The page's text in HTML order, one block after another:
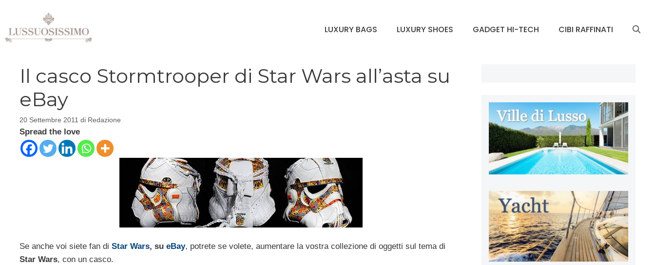
contenuto
LUXURY BAGS LUXURY SHOES GADGET HI-TECH CIBI RAFFINATI
Il casco Stormtrooper di Star Wars all’asta su
eBay
20 Settembre 2011 di Redazione
Spread the love
Se anche voi siete fan di Star Wars, su eBay, potrete se volete, aumentare la vostra collezione di oggetti sul tema di
Star Wars, con un casco.